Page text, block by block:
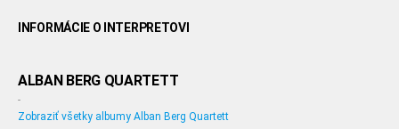
INFORMÁCIE O INTERPRETOVI
ALBAN BERG QUARTETT
-
Zobraziť všetky albumy Alban Berg Quartett